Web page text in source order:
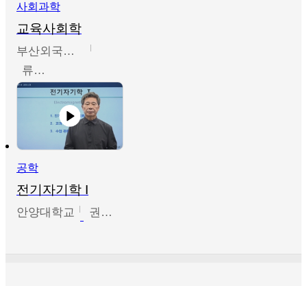
사회과학
교육사회학
부산외국어대학교
류영철
공학
전기자기학 I
안양대학교 권원현